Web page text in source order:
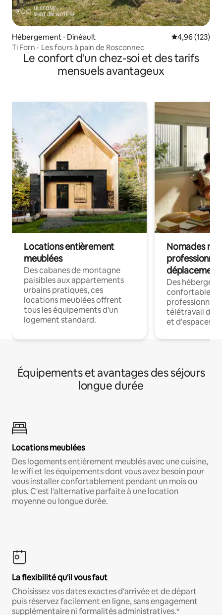
Hébergement ⋅ Dinéault Évaluation
4,96 (123)
Ti Forn - Les fours à pain de Rosconnec
Le confort d'un chez-soi et des tarifs
mensuels avantageux
Locations entièrement
meublées
Des cabanes de montagne
paisibles aux appartements
urbains pratiques, ces
locations meublées offrent
tous les équipements d'un
logement standard.
Nomades
déplacement
Des
confortables
professionnels
télétravail
et d'espaces
Équipements et avantages des séjours
longue durée
Locations meublées
Des logements entièrement meublés avec une cuisine,
le wifi et les équipements dont vous avez besoin pour
vous installer confortablement pendant un mois ou
plus. C'est l'alternative parfaite à une location
moyenne ou longue durée.
La flexibilité qu'il vous faut
Choisissez vos dates exactes d'arrivée et de départ
puis réservez facilement en ligne, sans engagement
supplémentaire ni formalités administratives.*